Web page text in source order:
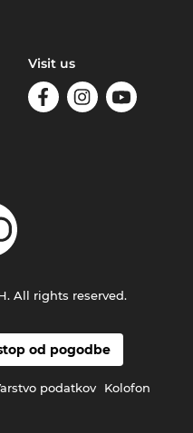
Visit us
od pogodbe
podatkov Kolofon
All rights reserved.